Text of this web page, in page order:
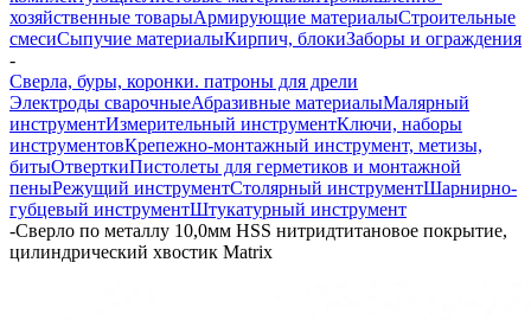
хозяйственные товарыАрмирующие материалыСтроительные
смесиСыпучие материалыКирпич, блокиЗаборы и ограждения
-
Сверла, буры, коронки. патроны для дрели
Электроды сварочныеАбразивные материалыМалярный
инструментИзмерительный инструментКлючи, наборы
инструментовКрепежно-монтажный инструмент, метизы,
битыОтверткиПистолеты для герметиков и монтажной
пеныРежущий инструментСтолярный инструментШарнирно-
губцевый инструментШтукатурный инструмент
-Сверло по металлу 10,0мм HSS нитридтитановое покрытие,
цилиндрический хвостик Matrix